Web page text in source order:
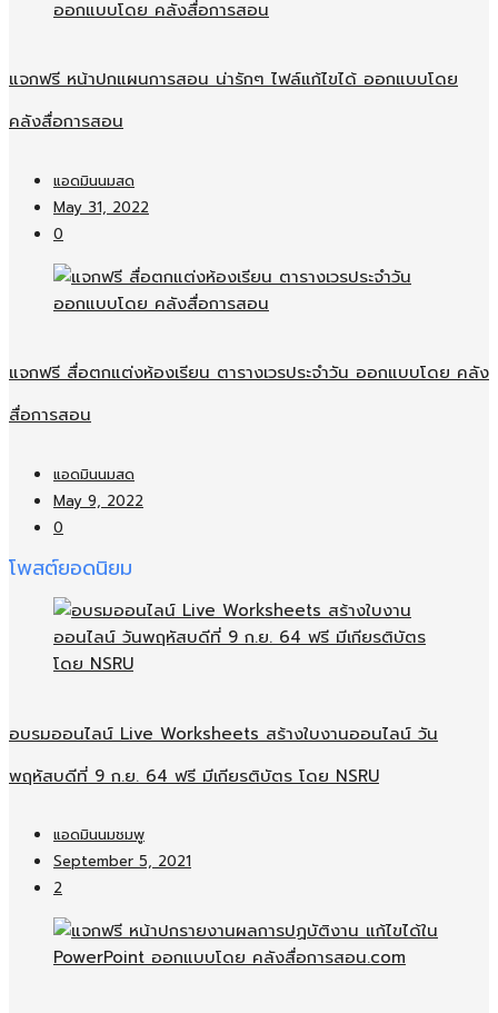
แจกฟรี หน้าปกแผนการสอน น่ารักๆ ไฟล์แก้ไขได้ ออกแบบโดย
คลังสื่อการสอน
แอดมินนมสด
May 31, 2022
0
แจกฟรี สื่อตกแต่งห้องเรียน ตารางเวรประจำวัน ออกแบบโดย คลัง
สื่อการสอน
แอดมินนมสด
May 9, 2022
0
โพสต์ยอดนิยม
อบรมออนไลน์​ Live Worksheets สร้างใบงานออนไลน์​ วัน
พฤหัสบดีที่ 9 ก.ย. 64 ฟรี มีเกียรติบัตร โดย NSRU
แอดมินนมชมพู
September 5, 2021
2